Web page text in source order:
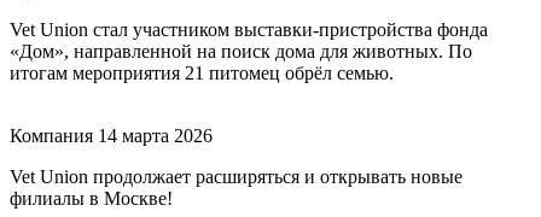
Vet Union стал участником выставки-пристройства фонда
«Дом», направленной на поиск дома для животных. По
итогам мероприятия 21 питомец обрёл семью.
Компания 14 марта 2026
Vet Union продолжает расширяться и открывать новые
филиалы в Москве!